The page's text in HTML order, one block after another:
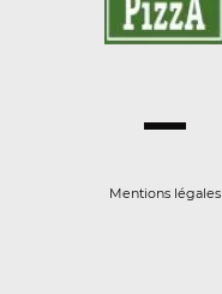
Mentions légales